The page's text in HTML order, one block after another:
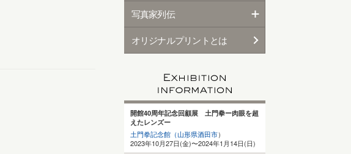
写真家列伝
オリジナルプリントとは
開館40周年記念回顧展 土門拳ー肉眼を超
えたレンズー
土門拳記念館（山形県酒田市）
2023年10月27日(金)〜2024年1月14日(日)